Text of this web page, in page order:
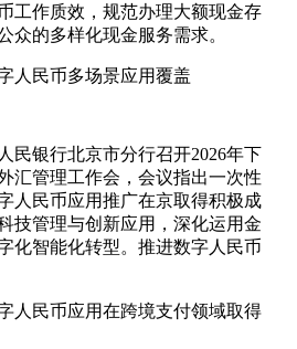
工作质效，规范办理大额现金存
众的多样化现金服务需求。
人民币多场景应用覆盖
民银行北京市分行召开2026年下
汇管理工作会，会议指出一次性
人民币应用推广在京取得积极成
技管理与创新应用，深化运用金
化智能化转型。推进数字人民币
人民币应用在跨境支付领域取得